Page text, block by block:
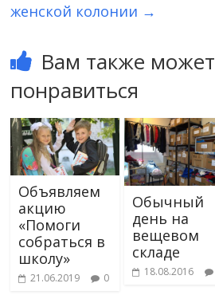
женской колонии →
Вам также может
понравиться
Объявляем
акцию
«Помоги
собраться в
школу»
21.06.2019 0
Обычный
день на
вещевом
складе
18.08.2016